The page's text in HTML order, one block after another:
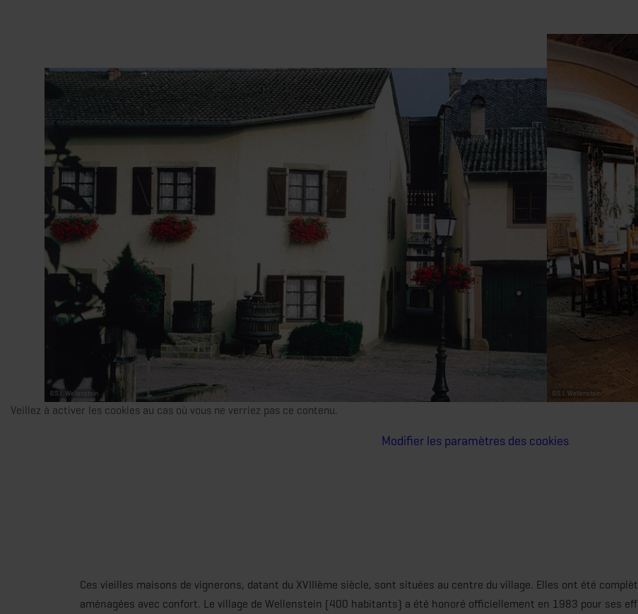
©S.I. Wellenstein ©S.I. Wellenstein
Veillez à activer les cookies au cas où vous ne verriez pas ce contenu.
Modifier les paramètres des cookies
Ces vieilles maisons de vignerons, datant du XVIIIème siècle, sont situées au centre du village. Elles ont été
aménagées avec confort. Le village de Wellenstein (400 habitants) a été honoré officiellement en 1983 pour ses